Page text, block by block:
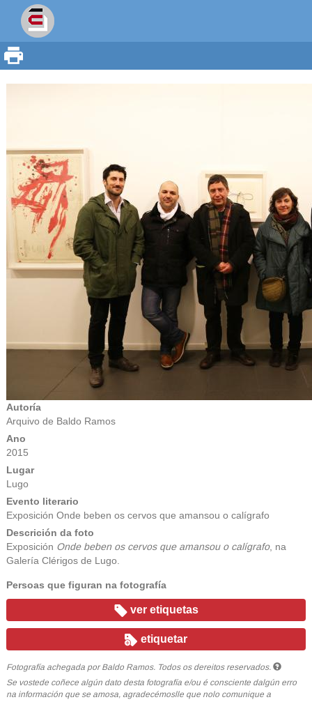
Autoría
Arquivo de Baldo Ramos
Ano
2015
Lugar
Lugo
Evento literario
Exposición Onde beben os cervos que amansou o calígrafo
Descrición da foto
Exposición Onde beben os cervos que amansou o calígrafo, na
Galería Clérigos de Lugo.
Persoas que figuran na fotografía
ver etiquetas
etiquetar
Fotografía achegada por Baldo Ramos. Todos os dereitos reservados.
Se vostede coñece algún dato desta fotografía e/ou é consciente dalgún erro
na información que se amosa, agradecémoslle que nolo comunique a